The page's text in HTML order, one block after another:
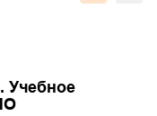
Учебное